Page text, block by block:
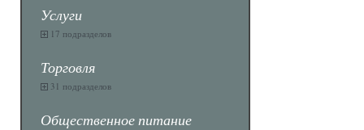
Услуги
17 подразделов
Торговля
31 подразделов
Общественное питание